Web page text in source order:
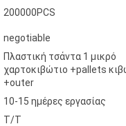
200000PCS
negotiable
Πλαστική τσάντα 1 μικρό
χαρτοκιβώτιο +pallets
+outer
10-15 ημέρες εργασίας
T/T